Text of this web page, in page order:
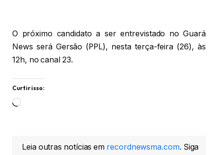
O próximo candidato a ser entrevistado no Guará
News será Gersão (PPL), nesta terça-feira (26), às
12h, no canal 23.
Curtir isso:
Carregando...
Leia outras notícias em recordnewsma.com. Siga